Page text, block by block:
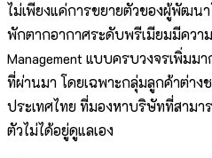
ไม่เพียงแค่การขยายตัวของผู้พัฒน
พักตากอากาศระดับพรีเมียมมีควา
Management แบบครบวงจรเพิ่ม
ที่ผ่านมา โดยเฉพาะกลุ่มลูกค้าต่าง
ประเทศไทย ที่มองหาบริษัทที่สามา
ตัวไม่ได้อยู่ดูแลเอง